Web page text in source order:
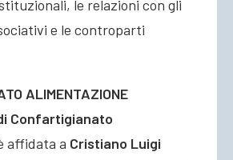
le relazioni con gli
e le controparti
ALIMENTAZIONE
Confartigianato
affidata a Cristiano Luigi